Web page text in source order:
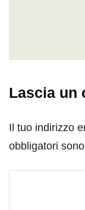
Lascia un
Il tuo indirizzo
obbligatori